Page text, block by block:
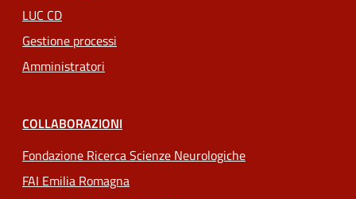
LUC CD
Gestione processi
Amministratori
COLLABORAZIONI
Fondazione Ricerca Scienze Neurologiche
FAI Emilia Romagna